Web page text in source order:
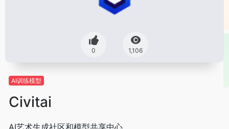
0 1,106
AI训练模型
Civitai
AI艺术生成社区和模型共享中心